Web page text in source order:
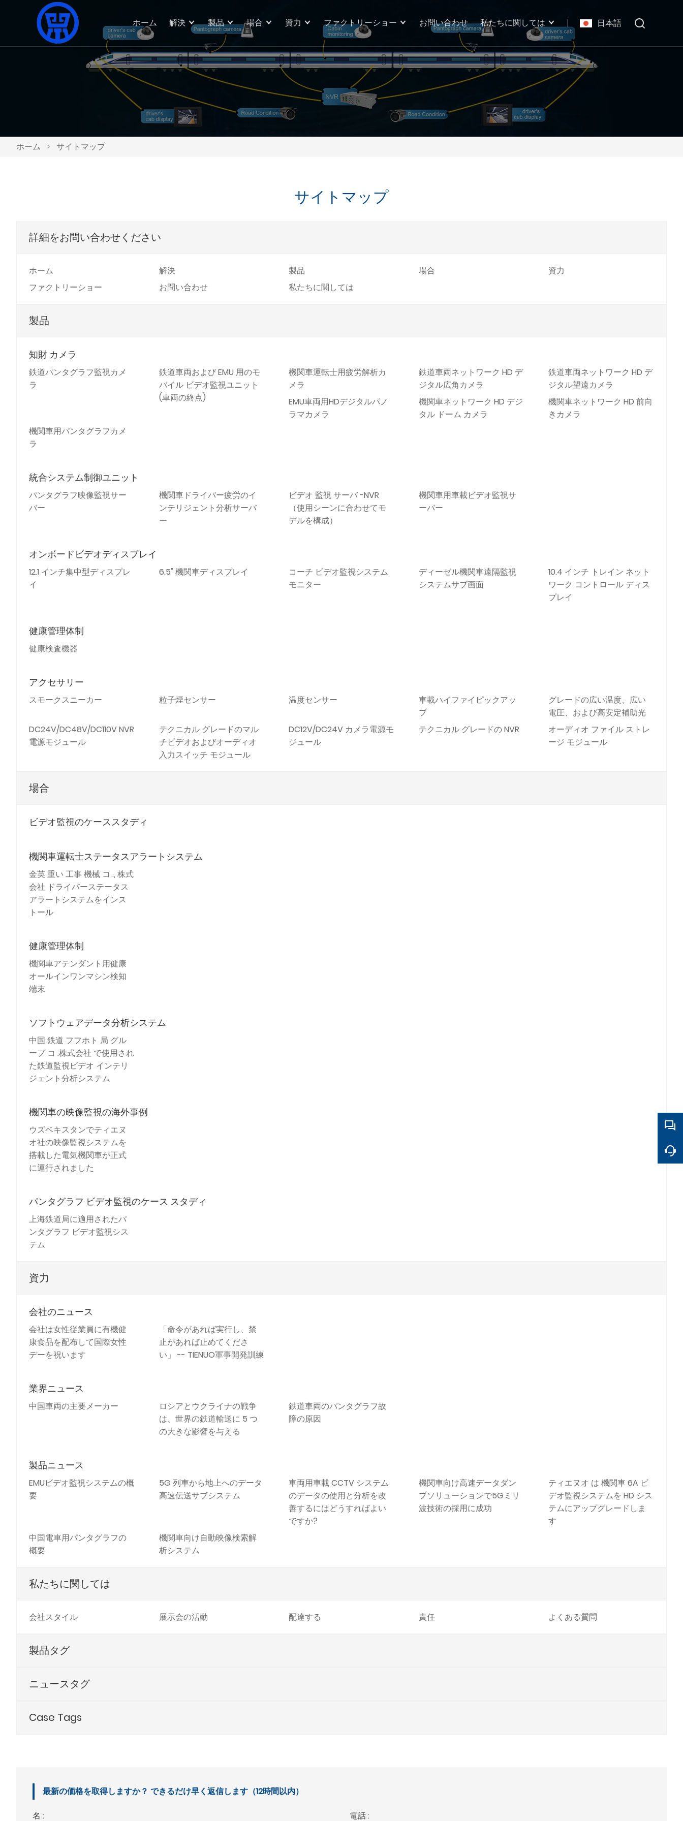
日本語
ホーム 解決 製品 場合 資力 ファクトリーショー お問い合わせ 私たちに関しては
ホーム > サイトマップ
サイトマップ
詳細をお問い合わせください
ホーム 解決 製品 場合
資力
ファクトリーショー
お問い合わせ 私たちに関しては
製品
知財 カメラ
鉄道パンタグラフ監視カメ
ラ
鉄道車両および EMU 用のモ
バイル ビデオ監視ユニット
(車両の終点)
機関車運転士用疲労解析カ
メラ
鉄道車両ネットワーク HD デ
ジタル広角カメラ
鉄道車両ネットワーク HD デ
ジタル望遠カメラ
EMU車両用HDデジタルパノ
ラマカメラ
機関車ネットワーク HD デジ
タル ドーム カメラ
機関車ネットワーク HD 前向
きカメラ
機関車用パンタグラフカメ
ラ
統合システム制御ユニット
パンタグラフ映像監視サー
バー
機関車ドライバー疲労のイ
ンテリジェント分析サーバ
ー
ビデオ 監視 サーバ -NVR
（使用シーンに合わせてモ
デルを構成）
機関車用車載ビデオ監視サ
ーバー
オンボードビデオディスプレイ
12.1 インチ集中型ディスプレ
イ
6.5" 機関車ディスプレイ
コーチ ビデオ監視システム
モニター
ディーゼル機関車遠隔監視
システムサブ画面
10.4 インチ トレイン ネット
ワーク コントロール ディス
プレイ
健康管理体制
健康検査機器
アクセサリー
スモークスニーカー 粒子煙センサー 温度センサー
車載ハイファイピックアッ
プ
グレードの広い温度、広い
電圧、および高安定補助光
DC24V/DC48V/DC110V NVR
電源モジュール
テクニカル グレードのマル
チビデオおよびオーディオ
入力スイッチ モジュール
DC12V/DC24V カメラ電源モ
ジュール
テクニカル グレードの NVR
オーディオ ファイル ストレ
ージ モジュール
場合
ビデオ監視のケーススタディ
機関車運転士ステータスアラートシステム
金英 重い 工事 機械 コ ., 株式
会社 ドライバーステータス
アラートシステムをインス
トール
健康管理体制
機関車アテンダント用健康
オールインワンマシン検知
端末
ソフトウェアデータ分析システム
中国 鉄道 フフホト 局 グル
ープ コ .株式会社 で使用され
た鉄道監視ビデオ インテリ
ジェント分析システム
機関車の映像監視の海外事例
ウズベキスタンでティエヌ
オ社の映像監視システムを
搭載した電気機関車が正式
に運行されました
パンタグラフ ビデオ監視のケース スタディ
上海鉄道局に適用されたパ
ンタグラフ ビデオ監視シス
テム
資力
会社のニュース
会社は女性従業員に有機健
康食品を配布して国際女性
デーを祝います
「命令があれば実行し、禁
止があれば止めてくださ
い」 -- TIENUO軍事開発訓練
業界ニュース
中国車両の主要メーカー
ロシアとウクライナの戦争
は、世界の鉄道輸送に 5 つ
の大きな影響を与える
鉄道車両のパンタグラフ故
障の原因
製品ニュース
EMUビデオ監視システムの概
要
5G 列車から地上へのデータ
高速伝送サブシステム
車両用車載 CCTV システム
のデータの使用と分析を改
善するにはどうすればよい
ですか?
機関車向け高速データダン
プソリューションで5Gミリ
波技術の採用に成功
ティエヌオ は 機関車 6A ビ
デオ監視システムを HD シス
テムにアップグレードしま
す
中国電車用パンタグラフの
概要
機関車向け自動映像検索解
析システム
私たちに関しては
会社スタイル 展示会の活動 配達する 責任 よくある質問
製品タグ
ニュースタグ
Case Tags
最新の価格を取得しますか？ できるだけ早く返信します（12時間以内）
名 : 電話 :